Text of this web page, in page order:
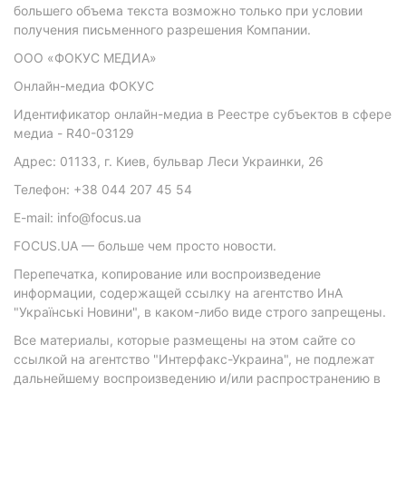
большего объема текста возможно только при условии
получения письменного разрешения Компании.
ООО «ФОКУС МЕДИА»
Онлайн-медиа ФОКУС
Идентификатор онлайн-медиа в Реестре субъектов в сфере
медиа - R40-03129
Адрес: 01133, г. Киев, бульвар Леси Украинки, 26
Телефон: +38 044 207 45 54
E-mail: info@focus.ua
FOCUS.UA — больше чем просто новости.
Перепечатка, копирование или воспроизведение
информации, содержащей ссылку на агентство ИнА
"Українські Новини", в каком-либо виде строго запрещены.
Все материалы, которые размещены на этом сайте со
ссылкой на агентство "Интерфакс-Украина", не подлежат
дальнейшему воспроизведению и/или распространению в